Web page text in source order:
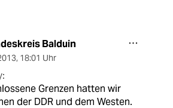
Balduin
, 18:01 Uhr
Grenzen hatten wir
der DDR und dem Westen.